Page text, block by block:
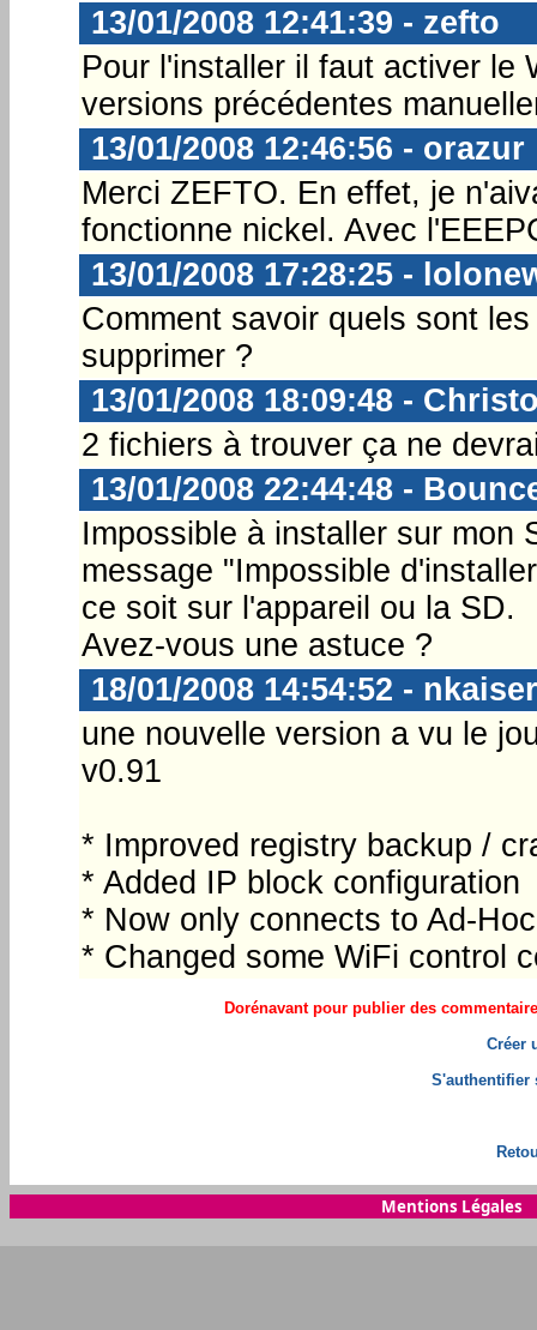
13/01/2008 12:41:39 - zefto
Pour l'installer il faut activer le
versions précédentes
13/01/2008 12:46:56 - orazur
Merci ZEFTO. En effet, je
fonctionne nickel. Avec
13/01/2008 17:28:25 -
Comment savoir quels sont
supprimer ?
13/01/2008 18:09:48 -
2 fichiers à trouver ça ne
13/01/2008 22:44:48 -
Impossible à installer sur mon
message "Impossible
ce soit sur l'appareil ou la SD.
Avez-vous une astuce ?
18/01/2008 14:54:52 -
une nouvelle version a vu le
v0.91
* Improved registry backup /
* Added IP block configuration
* Now only connects to Ad-
* Changed some WiFi control
Dorénavant pour publier des
Créer
S'authentifier
Mentions Légales